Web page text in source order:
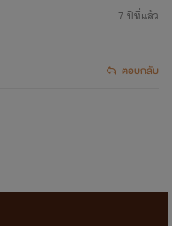
7 ปีที่แล้ว
ตอบกลับ